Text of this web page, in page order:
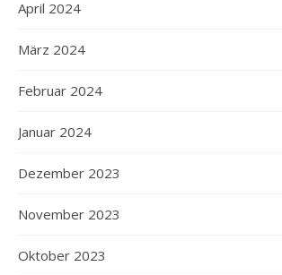
April 2024
März 2024
Februar 2024
Januar 2024
Dezember 2023
November 2023
Oktober 2023